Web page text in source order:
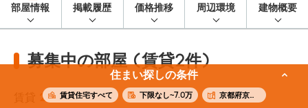
住まい探しの条件
賃貸住宅すべて 下限なし~7.0万 京都府京都市中京区
部屋情報 掲載履歴 価格推移 周辺環境 建物概要
募集中の部屋 (賃貸2件)
2 件